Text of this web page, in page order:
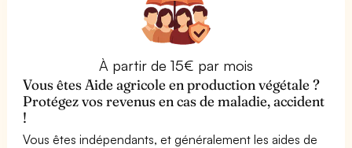
À partir de 15€ par mois
Vous êtes Aide agricole en production végétale ?
Protégez vos revenus en cas de maladie, accident
!
Vous êtes indépendants, et généralement les aides de